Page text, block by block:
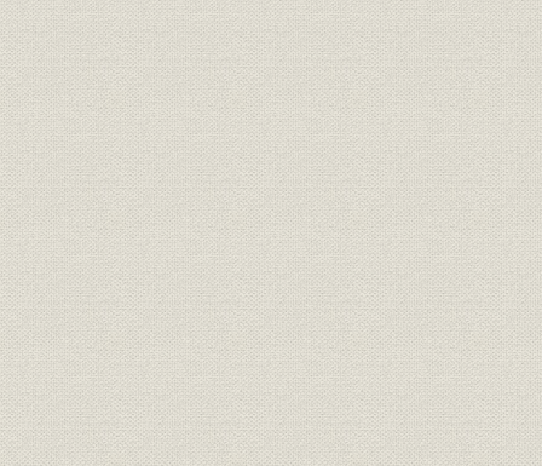
第2節 抜本的な体質強化を
第3節 高品質・低コストの追求
第4節 感材部門の躍進
第5節 業績の推移
第9章 競争力の強化(1985~94年)
第1節 激しい景気変動と紙・パルプ業界
第2節 業界トップをめざせ
第3節 紙・感材研究と基盤研究の連携
第4節 環境保全と企業活動との調和
第5節 業績の推移